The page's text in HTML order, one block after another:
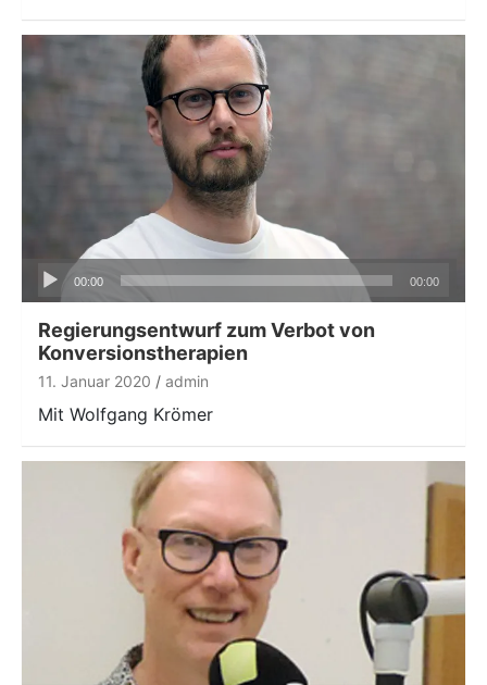
Audio-
Player
00:00 00:00
Regierungsentwurf zum Verbot von
Konversionstherapien
11. Januar 2020 admin
Mit Wolfgang Krömer